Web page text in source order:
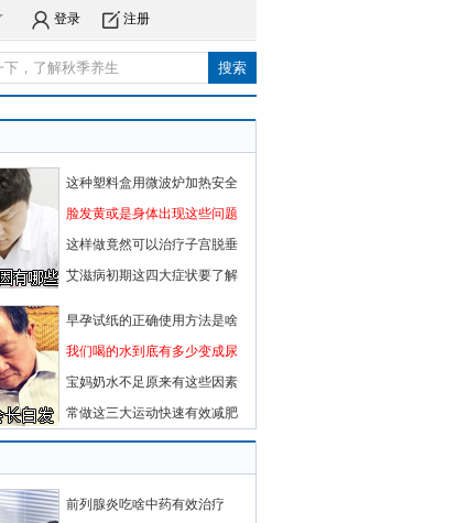
登录 注册
这种塑料盒用微波炉加热安全
脸发黄或是身体出现这些问题
这样做竟然可以治疗子宫脱垂
艾滋病初期这四大症状要了解
早孕试纸的正确使用方法是啥
我们喝的水到底有多少变成尿
宝妈奶水不足原来有这些因素
常做这三大运动快速有效减肥
前列腺炎吃啥中药有效治疗